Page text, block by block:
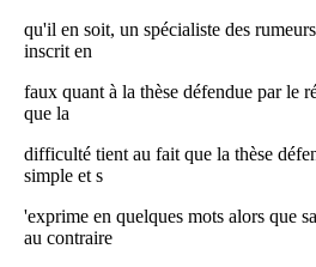
qu'il en soit, un spécialiste des
inscrit en
faux quant à la thèse défendue par le
que la
difficulté tient au fait que la thèse
simple et s
'exprime en quelques mots alors que
au contraire